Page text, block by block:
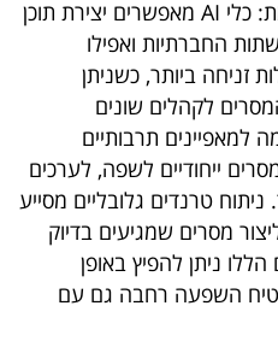
2. יצירת תוכן מותאם בזמן אמת: כלי AI מאפשרים יצירת תוכן
החברתיות ואפילו
זניחה ביותר, כשניתן
לקהלים שונים
למאפיינים תרבותיים
ייחודיים לשפה, לערכים
טרנדים גלובליים מסייע
מסרים שמגיעים בדיוק
ניתן להפיץ באופן
השפעה רחבה גם עם